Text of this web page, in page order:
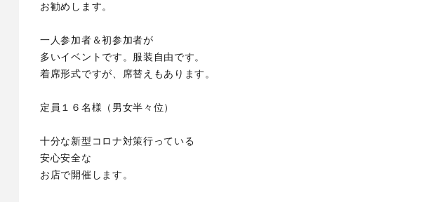
お勧めします。
一人参加者＆初参加者が
多いイベントです。服装自由です。
着席形式ですが、席替えもあります。
定員１６名様（男女半々位）
十分な新型コロナ対策行っている
安心安全な
お店で開催します。